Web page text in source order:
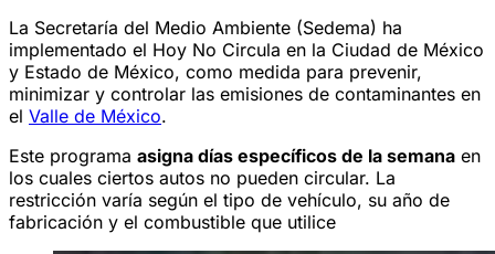
La Secretaría del Medio Ambiente (Sedema) ha
implementado el Hoy No Circula en la Ciudad de México
y Estado de México, como medida para prevenir,
minimizar y controlar las emisiones de contaminantes en
el Valle de México.
Este programa asigna días específicos de la semana en
los cuales ciertos autos no pueden circular. La
restricción varía según el tipo de vehículo, su año de
fabricación y el combustible que utilice